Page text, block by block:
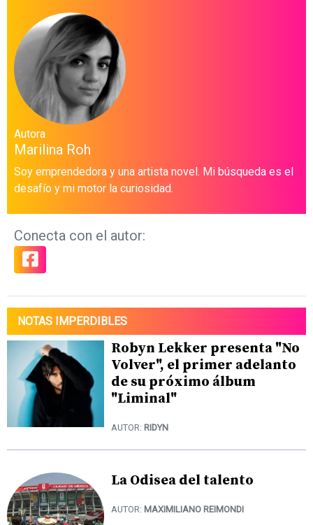
Autora
Marilina Roh
Soy emprendedora y una artista novel. Mi búsqueda es el
desafío y mi motor la curiosidad.
Conecta con el autor:
NOTAS IMPERDIBLES
Robyn Lekker presenta "No
Volver", el primer adelanto
de su próximo álbum
"Liminal"
AUTOR: RIDYN
La Odisea del talento
AUTOR: MAXIMILIANO REIMONDI